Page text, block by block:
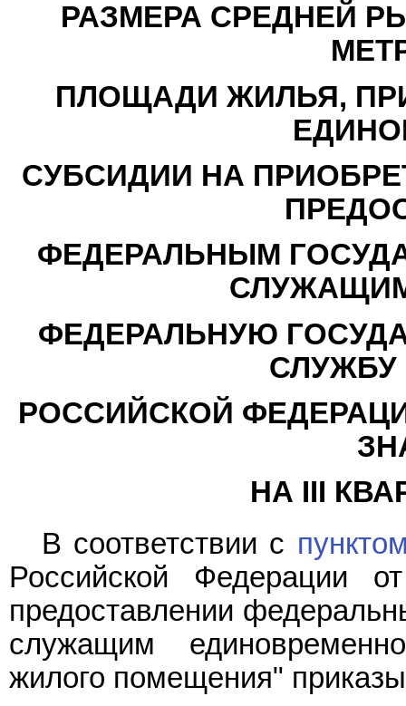
РАЗМЕРА СРЕДНЕЙ
ПЛОЩАДИ ЖИЛЬЯ,
СУБСИДИИ НА
ФЕДЕРАЛЬНЫМ
ФЕДЕРАЛЬНУЮ
СЛУЖБУ
РОССИЙСКОЙ
НА III
В соответствии с
Российской
предоставлении
служащим
жилого помещения"